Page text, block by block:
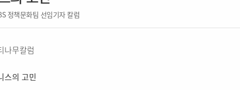
정책문화팀 선임기자 칼럼
나무칼럼
스의 고민